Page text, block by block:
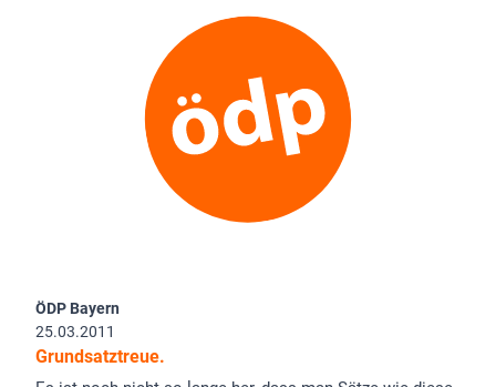
ÖDP Bayern
25.03.2011
Grundsatztreue.